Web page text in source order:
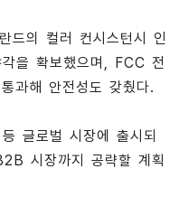
드의 컬러 컨시스턴시 인
을 확보했으며, FCC 전
과해 안전성도 갖췄다.
글로벌 시장에 출시되
시장까지 공략할 계획